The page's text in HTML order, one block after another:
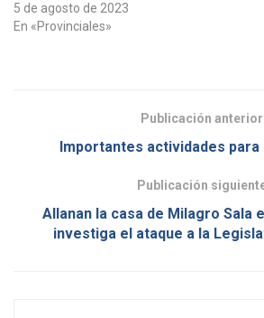
5 de agosto de 2023
En «Provinciales»
Publicación anterior
Importantes actividades para
Publicación
Allanan la casa de Milagro Sala
investiga el ataque a la